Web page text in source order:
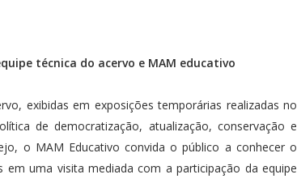
técnica do acervo e MAM educativo
exibidas em exposições temporárias realizadas no
de democratização, atualização, conservação e
o MAM Educativo convida o público a conhecer o
uma visita mediada com a participação da equipe